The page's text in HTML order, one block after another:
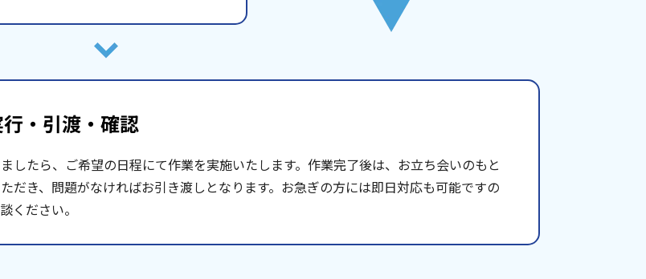
・引渡・確認
したら、ご希望の日程にて作業を実施いたします。作業完了後は、お立ち会いのもと
だき、問題がなければお引き渡しとなります。お急ぎの方には即日対応も可能ですの
ください。